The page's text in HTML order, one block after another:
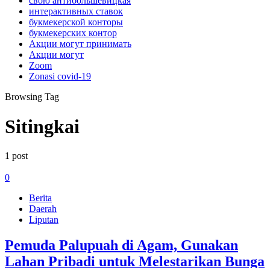
интерактивных ставок
букмекерской конторы
букмекерских контор
Акции могут принимать
Акции могут
Zoom
Zonasi covid-19
Browsing Tag
Sitingkai
1 post
0
Berita
Daerah
Liputan
Pemuda Palupuah di Agam, Gunakan
Lahan Pribadi untuk Melestarikan Bunga